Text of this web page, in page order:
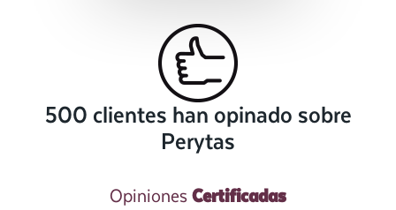
500 clientes han opinado sobre
Perytas
Opiniones Certificadas